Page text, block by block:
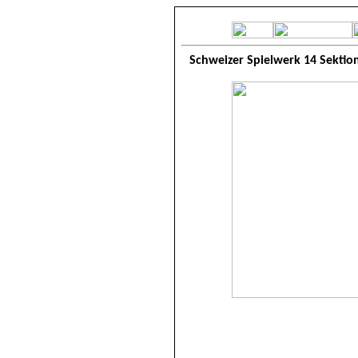
Schweizer Spielwerk 14